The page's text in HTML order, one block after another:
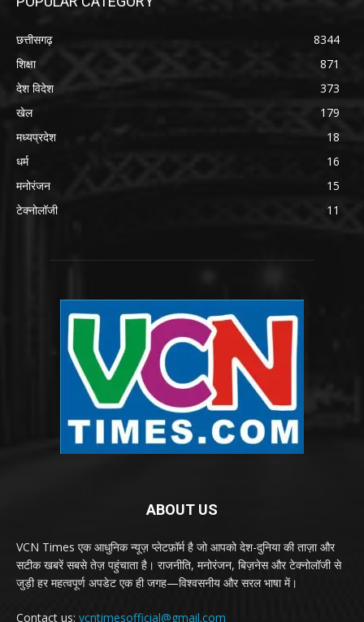
छत्तीसगढ़
8344
शिक्षा
871
देश विदेश
373
खेल
179
मध्यप्रदेश
18
धर्म
16
मनोरंजन
15
टेक्नोलॉजी
11
ABOUT US
VCN Times एक आधुनिक न्यूज़ प्लेटफ़ॉर्म है जो आपको देश-दुनिया की ताज़ा और
सटीक खबरें सबसे तेज़ पहुंचाता है। राजनीति, मनोरंजन, बिज़नेस और टेक्नोलॉजी से
जुड़ी हर महत्वपूर्ण अपडेट एक ही जगह—विश्वसनीय और सरल भाषा में।
Contact us: vcntimesofficial@gmail.com